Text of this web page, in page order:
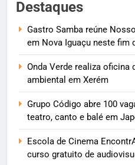
Destaques
Gastro Samba reúne
em Nova Iguaçu neste fim
Onda Verde realiza oficina
ambiental em Xerém
Grupo Código abre 100
teatro, canto e balé em
Escola de Cinema
curso gratuito de